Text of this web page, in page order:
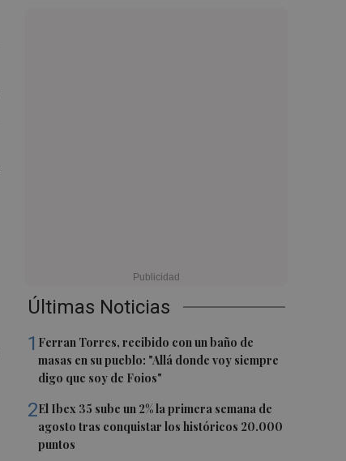
Últimas Noticias
1 Ferran Torres, recibido con un baño de
masas en su pueblo: "Allá donde voy siempre
digo que soy de Foios"
2El Ibex 35 sube un 2% la primera semana de
agosto tras conquistar los históricos 20.000
puntos